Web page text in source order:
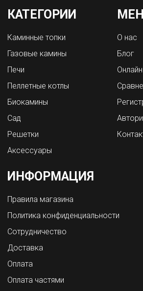
КАТЕГОРИИ
Каминные топки
Газовые камины
Печи
Пеллетные котлы
Биокамины
Сад
Решетки
Аксессуары
О нас
Блог
ИНФОРМАЦИЯ
Правила магазина
Политика конфиденциальности
Сотрудничество
Доставка
Оплата
Оплата частями